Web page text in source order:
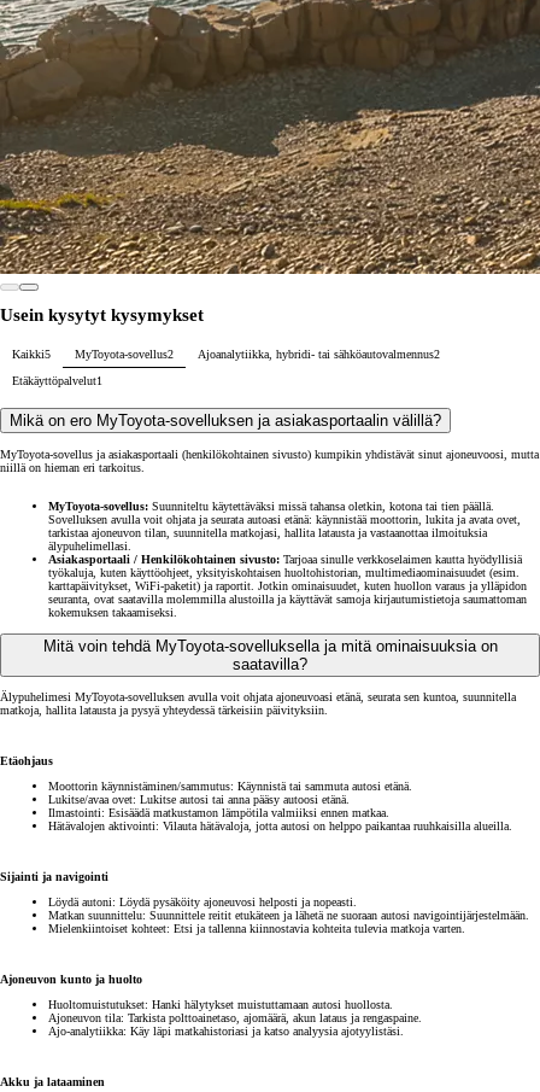
Usein kysytyt kysymykset
Kaikki5 MyToyota-sovellus2 Ajoanalytiikka, hybridi- tai sähköautovalmennus2
Etäkäyttöpalvelut1
Mikä on ero MyToyota-sovelluksen ja asiakasportaalin välillä?
MyToyota-sovellus ja asiakasportaali (henkilökohtainen sivusto) kumpikin yhdistävät sinut ajoneuvoosi, mutta
niillä on hieman eri tarkoitus.
MyToyota-sovellus: Suunniteltu käytettäväksi missä tahansa oletkin, kotona tai tien päällä.
Sovelluksen avulla voit ohjata ja seurata autoasi etänä: käynnistää moottorin, lukita ja avata ovet,
tarkistaa ajoneuvon tilan, suunnitella matkojasi, hallita latausta ja vastaanottaa ilmoituksia
älypuhelimellasi.
Asiakasportaali / Henkilökohtainen sivusto: Tarjoaa sinulle verkkoselaimen kautta hyödyllisiä
työkaluja, kuten käyttöohjeet, yksityiskohtaisen huoltohistorian, multimediaominaisuudet (esim.
karttapäivitykset, WiFi-paketit) ja raportit. Jotkin ominaisuudet, kuten huollon varaus ja ylläpidon
seuranta, ovat saatavilla molemmilla alustoilla ja käyttävät samoja kirjautumistietoja saumattoman
kokemuksen takaamiseksi.
Mitä voin tehdä MyToyota-sovelluksella ja mitä ominaisuuksia on
saatavilla?
Älypuhelimesi MyToyota-sovelluksen avulla voit ohjata ajoneuvoasi etänä, seurata sen kuntoa, suunnitella
matkoja, hallita latausta ja pysyä yhteydessä tärkeisiin päivityksiin.
Etäohjaus
Moottorin käynnistäminen/sammutus: Käynnistä tai sammuta autosi etänä.
Lukitse/avaa ovet: Lukitse autosi tai anna pääsy autoosi etänä.
Ilmastointi: Esisäädä matkustamon lämpötila valmiiksi ennen matkaa.
Hätävalojen aktivointi: Vilauta hätävaloja, jotta autosi on helppo paikantaa ruuhkaisilla alueilla.
Sijainti ja navigointi
Löydä autoni: Löydä pysäköity ajoneuvosi helposti ja nopeasti.
Matkan suunnittelu: Suunnittele reitit etukäteen ja lähetä ne suoraan autosi navigointijärjestelmään.
Mielenkiintoiset kohteet: Etsi ja tallenna kiinnostavia kohteita tulevia matkoja varten.
Ajoneuvon kunto ja huolto
Huoltomuistutukset: Hanki hälytykset muistuttamaan autosi huollosta.
Ajoneuvon tila: Tarkista polttoainetaso, ajomäärä, akun lataus ja rengaspaine.
Ajo-analytiikka: Käy läpi matkahistoriasi ja katso analyysia ajotyylistäsi.
Akku ja lataaminen